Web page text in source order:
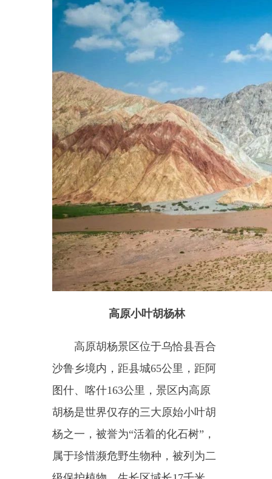
狮驼岭水上乐园景区
狮驼岭水上乐园景区地位于乌
恰县南部的膘尔托阔依乡萨孜村，
目前场地里有网红打卡点、阳光沙
滩、星空房、小木屋、游船、农家
乐等。水库附近有连绵的雪山，广
袤无垠的草坪，郁郁葱葱的树林，
碧波浩渺的湖水、千姿百态的戈壁
山石，令人陶醉的地貌构成了特色
迥异的生态系统；垂钓、露营、烧
烤等资源也成为周边城市人群追求
的一大特色。